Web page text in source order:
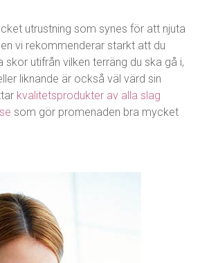
utrustning som synes för att njuta
vi rekommenderar starkt att du
utifrån vilken terräng du ska gå i,
liknande är också väl värd sin
kvalitetsprodukter av alla slag
som gör promenaden bra mycket